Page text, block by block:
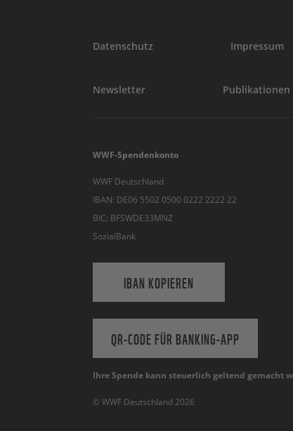
Datenschutz Impressum
Newsletter Publikationen
WWF-Spendenkonto
WWF Deutschland
IBAN: DE06 5502 0500 0222 2222 22
BIC: BFSWDE33MNZ
SozialBank
IBAN KOPIEREN
QR-CODE FÜR BANKING-APP
Ihre Spende kann steuerlich geltend gemacht
© WWF Deutschland 2026